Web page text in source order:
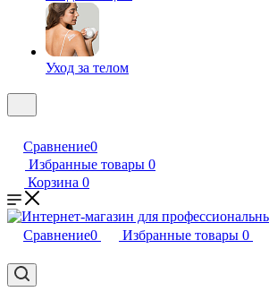
Уход за телом
Сравнение0
Избранные товары 0
Корзина 0
Сравнение0 Избранные товары 0